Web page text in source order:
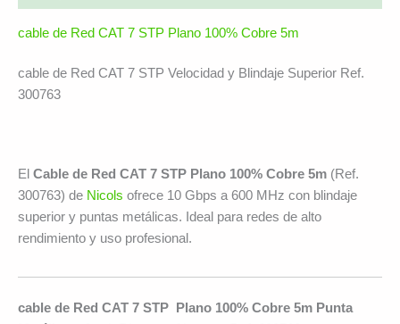
cable de Red CAT 7 STP Plano 100% Cobre 5m
cable de Red CAT 7 STP Velocidad y Blindaje Superior Ref.
300763
El Cable de Red CAT 7 STP Plano 100% Cobre 5m (Ref.
300763) de Nicols ofrece 10 Gbps a 600 MHz con blindaje
superior y puntas metálicas. Ideal para redes de alto
rendimiento y uso profesional.
cable de Red CAT 7 STP Plano 100% Cobre 5m Punta